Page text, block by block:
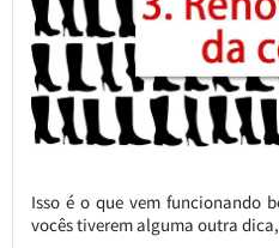
Isso é o que vem funcionando
vocês tiverem alguma outra